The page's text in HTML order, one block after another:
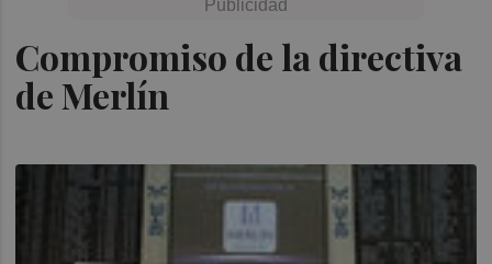
Compromiso de la directiva
de Merlín